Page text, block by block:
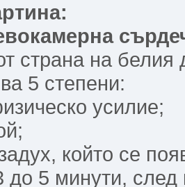
страна на белия
5 степени:
усилие;
който се
до 5 минути,